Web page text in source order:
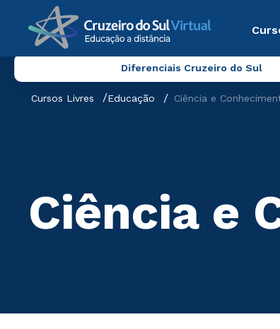
Diferenciais Cruzeiro do Sul
Cursos Livres Educação Ciência e
Ciência e